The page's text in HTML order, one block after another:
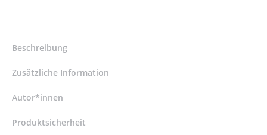
Uwe
–
9783826069826
978-
Beschreibung
Zusätzliche Information
Autor*innen
Produktsicherheit